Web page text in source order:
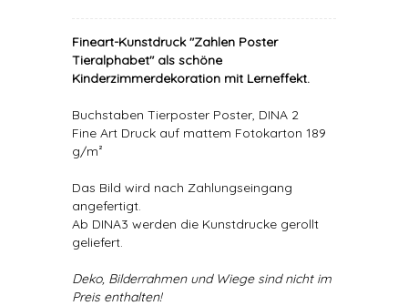
Fineart-Kunstdruck "Zahlen Poster
Tieralphabet" als schöne
Kinderzimmerdekoration mit Lerneffekt.
Buchstaben Tierposter Poster, DINA 2
Fine Art Druck auf mattem Fotokarton 189
g/m²
Das Bild wird nach Zahlungseingang
angefertigt.
Ab DINA3 werden die Kunstdrucke gerollt
geliefert.
Deko, Bilderrahmen und Wiege sind nicht im
Preis enthalten!